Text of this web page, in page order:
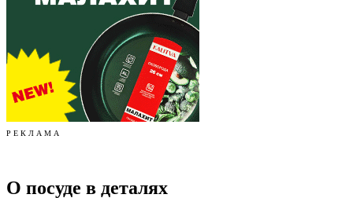
Р Е К Л А М А
О посуде в деталях